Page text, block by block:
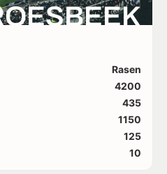
Rasen
4200
435
1150
125
10